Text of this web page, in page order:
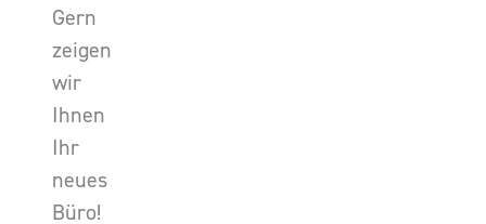
Gern
zeigen
wir
Ihnen
Ihr
neues
Büro!